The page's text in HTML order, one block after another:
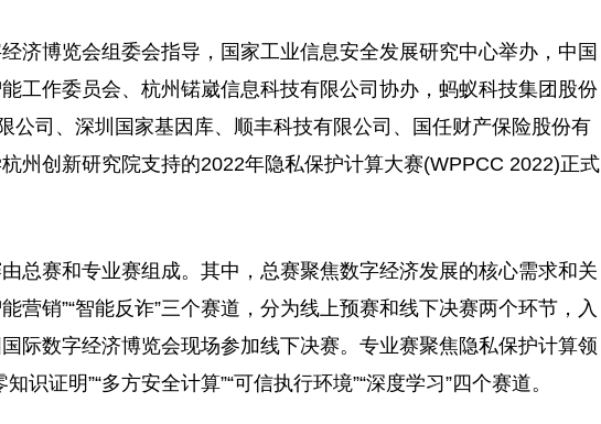
济博览会组委会指导，国家工业信息安全发展研究中心举办，中国
工作委员会、杭州锘崴信息科技有限公司协办，蚂蚁科技集团股份
公司、深圳国家基因库、顺丰科技有限公司、国任财产保险股份有
州创新研究院支持的2022年隐私保护计算大赛(WPPCC 2022)正式
总赛和专业赛组成。其中，总赛聚焦数字经济发展的核心需求和关
营销”“智能反诈”三个赛道，分为线上预赛和线下决赛两个环节，入
际数字经济博览会现场参加线下决赛。专业赛聚焦隐私保护计算领
识证明”“多方安全计算”“可信执行环境”“深度学习”四个赛道。